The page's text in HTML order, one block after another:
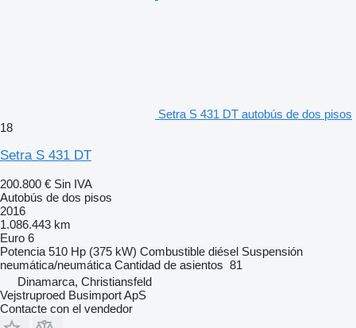
Setra S 431 DT autobús de dos pisos
18
Setra S 431 DT
200.800 € Sin IVA
Autobús de dos pisos
2016
1.086.443 km
Euro 6
Potencia 510 Hp (375 kW) Combustible diésel Suspensión
neumática/neumática Cantidad de asientos 81
Dinamarca, Christiansfeld
Vejstruproed Busimport ApS
Contacte con el vendedor